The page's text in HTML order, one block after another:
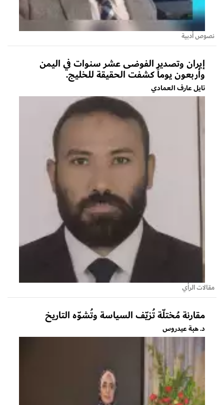
نصوص أدبية
إيران وتصدير الفوضى عشر سنوات في اليمن
وأربعون يوماً كشفت الحقيقة للخليج.
نايل عارف العمادي
مقالات الرأي
مقارنة مُختلّة تُزيّف السياسة وتُشوّه التاريخ
د. هبة عيدروس